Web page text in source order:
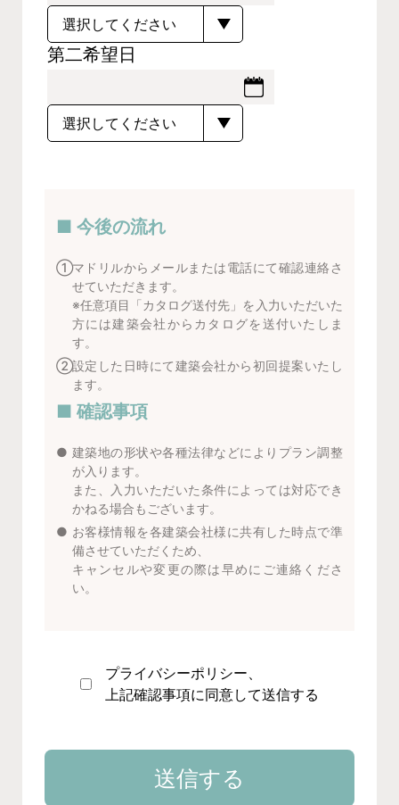
第二希望日
■ 今後の流れ
①マドリルからメールまたは電話にて確認連絡さ
せていただきます。
※任意項目「カタログ送付先」を入力いただいた
方には建築会社からカタログを送付いたしま
す。
②設定した日時にて建築会社から初回提案いたし
ます。
■ 確認事項
● 建築地の形状や各種法律などによりプラン調整
が入ります。
また、入力いただいた条件によっては対応でき
かねる場合もございます。
● お客様情報を各建築会社様に共有した時点で準
備させていただくため、
キャンセルや変更の際は早めにご連絡くださ
い。
プライバシーポリシー、
上記確認事項に同意して送信する